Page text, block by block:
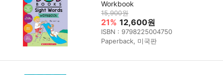
Workbook
15,900원
21% 12,600원
ISBN : 9798225004750
Paperback, 미국판